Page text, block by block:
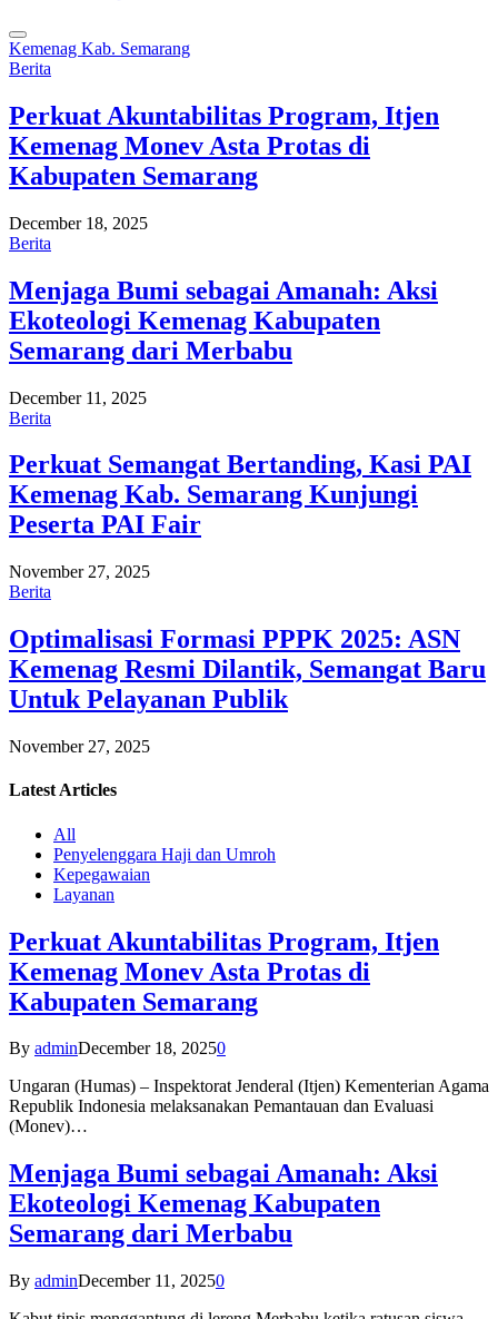
Kemenag Kab. Semarang
Berita
Perkuat Akuntabilitas Program, Itjen
Kemenag Monev Asta Protas di
Kabupaten Semarang
December 18, 2025
Berita
Menjaga Bumi sebagai Amanah: Aksi
Ekoteologi Kemenag Kabupaten
Semarang dari Merbabu
December 11, 2025
Berita
Perkuat Semangat Bertanding, Kasi PAI
Kemenag Kab. Semarang Kunjungi
Peserta PAI Fair
November 27, 2025
Berita
Optimalisasi Formasi PPPK 2025: ASN
Kemenag Resmi Dilantik, Semangat Baru
Untuk Pelayanan Publik
November 27, 2025
Latest Articles
All
Penyelenggara Haji dan Umroh
Kepegawaian
Layanan
Perkuat Akuntabilitas Program, Itjen
Kemenag Monev Asta Protas di
Kabupaten Semarang
By adminDecember 18, 20250
Ungaran (Humas) – Inspektorat Jenderal (Itjen) Kementerian Agama
Republik Indonesia melaksanakan Pemantauan dan Evaluasi
(Monev)…
Menjaga Bumi sebagai Amanah: Aksi
Ekoteologi Kemenag Kabupaten
Semarang dari Merbabu
By adminDecember 11, 20250